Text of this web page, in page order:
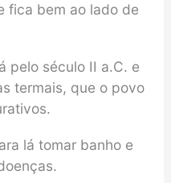
fica bem ao lado de
pelo século II a.C. e
termais, que o povo
lá tomar banho e